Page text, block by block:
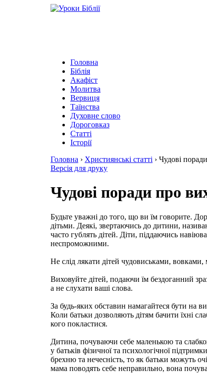
Головна
Біблія
Акафіст
Молитва
Вервиця
Таїнства
Духовне слово
Дороговказ
Cтатті
Історії
Головна › Християнські статті › Чудові
Версія для друку
Чудові поради про
Будьте уважні до того, що ви їм говорите.
дітьми. Деякі, звертаючись до дитини,
часто гублять дітей. Діти, піддаючись
неспроможними.
Не слід лякати дітей чудовиськами,
Виховуйте дітей, подаючи їм бездоганний
а не слухати ваші слова.
За будь-яких обставин намагайтеся бути на
Коли батьки дозволяють дітям бачити їхні
кого покластися.
Дитина, почуваючи себе маленькою та
у батьків фізичної та психологічної
брехню та нечесність, то як батьки можуть
мама поводять себе неправильно, вона